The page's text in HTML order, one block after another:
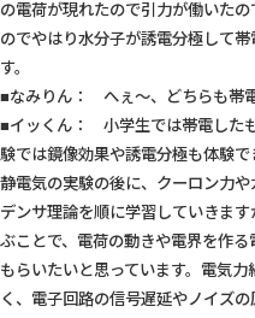
の電荷が現れたので引力が働いた
のでやはり水分子が誘電分極して
す。
■なみりん： へぇ～、どちらも帯
■イッくん： 小学生では帯電した
験では鏡像効果や誘電分極も体験
静電気の実験の後に、クーロン力
デンサ理論を順に学習していきま
ぶことで、電荷の動きや電界を作
もらいたいと思っています。電気
く、電子回路の信号遅延やノイズ